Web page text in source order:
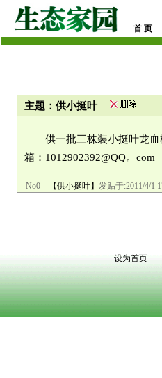
首 页
主题：供小挺叶
供一批三株装小挺叶龙血树
箱：1012902392@QQ。com
No0 【供小挺叶】 发贴于:2011/4/1
设为首页